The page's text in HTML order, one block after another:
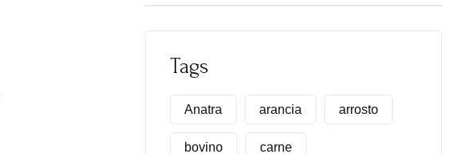
Tags
Anatra arancia arrosto
bovino carne